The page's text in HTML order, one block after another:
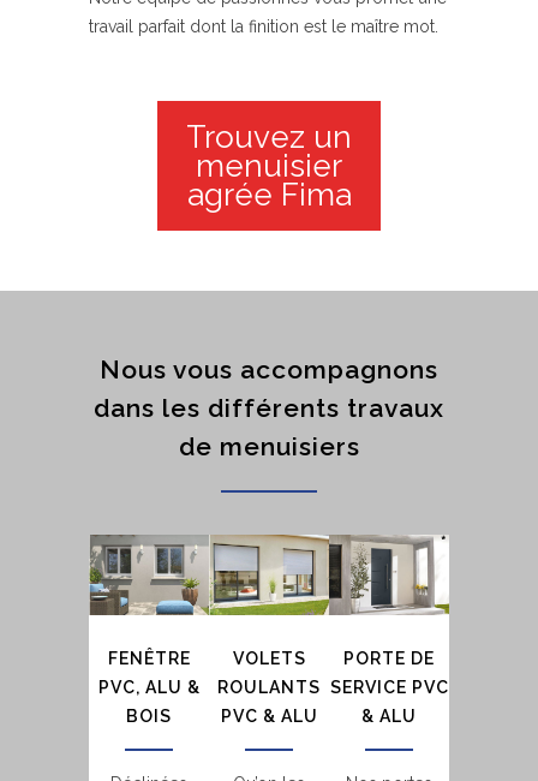
travail parfait dont la finition est le maître mot.
Trouvez un
menuisier
agrée Fima
Nous vous accompagnons
dans les différents travaux
de menuisiers
FENÊTRE
PVC, ALU &
BOIS
VOLETS
ROULANTS
PVC & ALU
PORTE DE
SERVICE PVC
& ALU